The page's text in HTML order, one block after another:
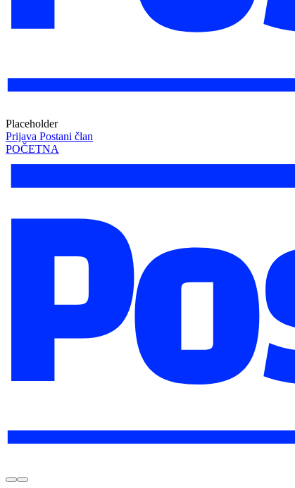
Placeholder
Prijava Postani član
POČETNA